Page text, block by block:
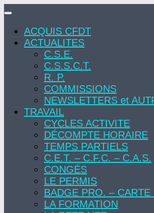
Skip
contentACQUIS CFDT
ACTUALITES
C.S.E.
C.S.S.C.T.
R. P.
COMMISSIONS
NEWSLETTERS et
TRAVAIL
CYCLES ACTIVITE
DÉCOMPTE HORAIRE
TEMPS PARTIELS
C.E.T. – C.F.C. – C.A.S.
CONGÉS
LE PERMIS
BADGE PRO. – CARTE
LA FORMATION